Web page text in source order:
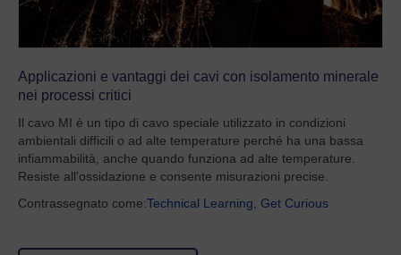
Applicazioni e vantaggi dei cavi con isolamento minerale
nei processi critici
Il cavo MI è un tipo di cavo speciale utilizzato in condizioni
ambientali difficili o ad alte temperature perché ha una bassa
infiammabilità, anche quando funziona ad alte temperature.
Resiste all'ossidazione e consente misurazioni precise.
Contrassegnato come:Technical Learning Get Curious